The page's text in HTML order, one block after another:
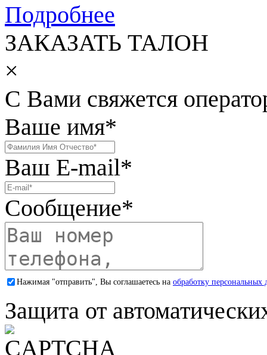
Подробнее
ЗАКАЗАТЬ ТАЛОН
×
С Вами свяжется
Ваше имя*
Ваш E-mail*
Сообщение*
Нажимая "отправить", Вы соглашаетесь на обработку персональных
Защита от